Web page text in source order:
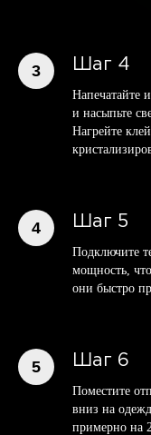
Шаг 4
Напечатайте
и насыпьте
Нагрейте
Шаг 5
Подключите
мощность,
они быстро
Шаг 6
Поместите
вниз на
примерно на